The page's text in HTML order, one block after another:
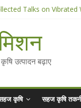
Talks on Vibrated
जल pdf
Designs @ 2025
Gaon Ki Or Abhiyaan
उत्पादन बढ़ाए
कृषि सहज कृषि